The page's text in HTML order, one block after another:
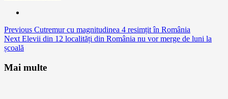
Continue
Reading
Previous Cutremur cu magnitudinea 4 resimțit în România
Next Elevii din 12 localități din România nu vor merge de luni la
școală
Mai multe